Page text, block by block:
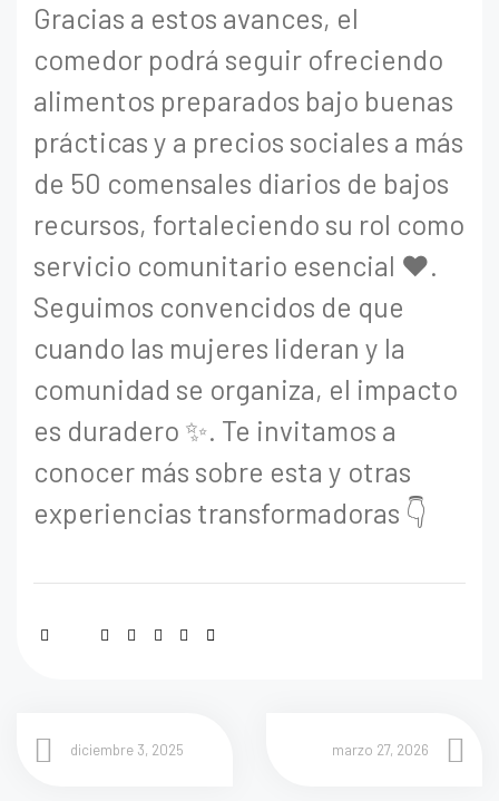
Gracias a estos avances, el
comedor podrá seguir ofreciendo
alimentos preparados bajo buenas
prácticas y a precios sociales a más
de 50 comensales diarios de bajos
recursos, fortaleciendo su rol como
servicio comunitario esencial ❤️.
Seguimos convencidos de que
cuando las mujeres lideran y la
comunidad se organiza, el impacto
es duradero ✨. Te invitamos a
conocer más sobre esta y otras
experiencias transformadoras 👇
diciembre 3, 2025 marzo 27, 2026